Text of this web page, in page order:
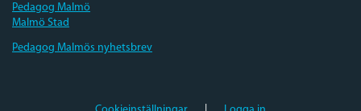
Pedagog Malmö
Malmö Stad
Pedagog Malmös nyhetsbrev